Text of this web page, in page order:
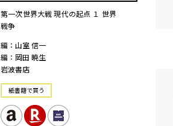
第一次世界大戦 現代の起点 １ 世界
戦争
編：山室 信一
編：岡田 暁生
岩波書店
紙書籍で買う